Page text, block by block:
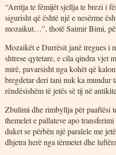
“Arritja te fëmijët sjellja te brezi i
sigurisht që është një e nesërme
mozaikut…”, thotë Saimir Bimi,
Mozaikët e Durrësit janë tregues i
shtrese qytetare, e cila qindra vjet
mirë, pavarsisht nga kohët që
bregdetar deri tani nuk ka mundur
rëndësishëm të jetës së tij në
Zbulimi dhe rimbyllja për paaftësi
themelet e pallateve apo
duket se përbën një paralele me
dhjetra herë nga tërmetet dhe